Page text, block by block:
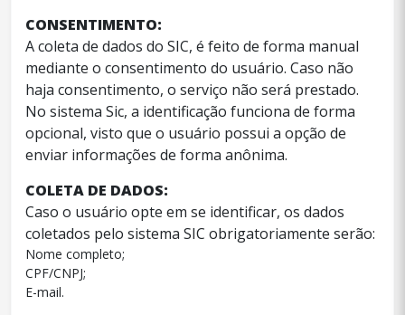
CONSENTIMENTO:
A coleta de dados do SIC, é feito de forma manual
mediante o consentimento do usuário. Caso não
haja consentimento, o serviço não será prestado.
No sistema Sic, a identificação funciona de forma
opcional, visto que o usuário possui a opção de
enviar informações de forma anônima.
COLETA DE DADOS:
Caso o usuário opte em se identificar, os dados
coletados pelo sistema SIC obrigatoriamente serão:
Nome completo;
CPF/CNPJ;
E-mail.